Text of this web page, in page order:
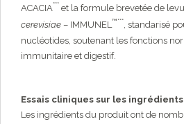
ACACIA*** et la formule brevetée de
cerevisiae – IMMUNEL™***, standarisé
nucléotides, soutenant les fonctions
immunitaire et digestif.
Essais cliniques sur les ingrédients
Les ingrédients du produit ont de